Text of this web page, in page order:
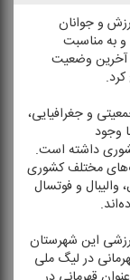
و جوانان
و به مناسبت
آخرین وضعیت
و جغرافیایی،
وجود
داشته است.
مختلف كشوری
والیبال و فوتسال
این شهرستان
در لیگ ملی